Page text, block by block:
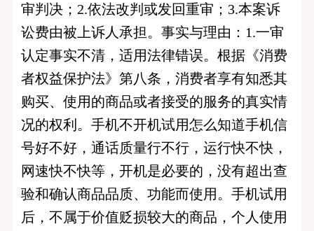
审判决；2.依法改判或发回重审；3.本案诉
讼费由被上诉人承担。事实与理由：1.一审
认定事实不清，适用法律错误。根据《消费
者权益保护法》第八条，消费者享有知悉其
购买、使用的商品或者接受的服务的真实情
况的权利。手机不开机试用怎么知道手机信
号好不好，通话质量行不行，运行快不快，
网速快不快等，开机是必要的，没有超出查
验和确认商品品质、功能而使用。手机试用
后，不属于价值贬损较大的商品，个人使用